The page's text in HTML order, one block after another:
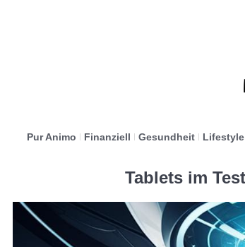
Pur Animo Finanziell Gesundheit Lifestyle
Tablets im